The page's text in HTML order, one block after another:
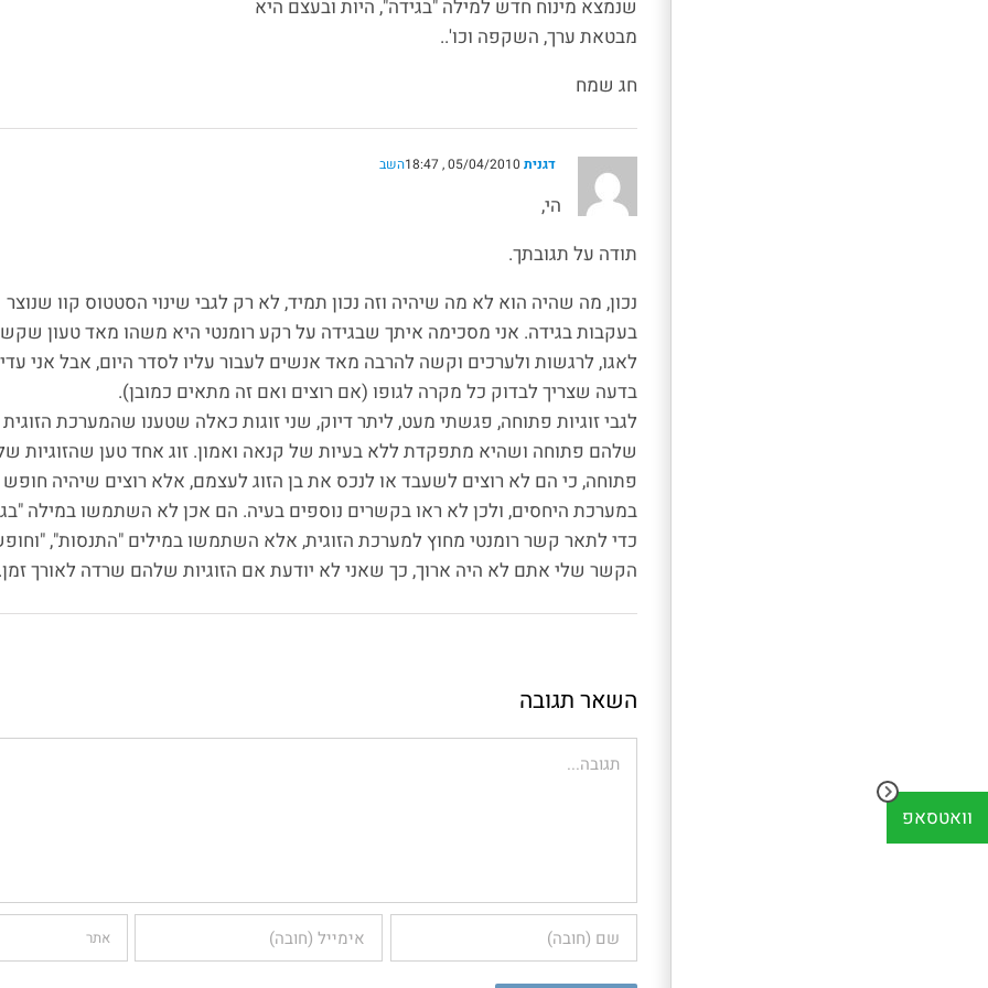
שנמצא מינוח חדש למילה "בגידה", היות ובעצם היא
מבטאת ערך, השקפה וכו'..
חג שמח
דגנית השב
הי,
תודה על תגובתך.
נכון, מה שהיה הוא לא מה שיהיה וזה נכון תמיד, לא רק לגבי שינוי הסטטוס קוו שנוצר
בעקבות בגידה. אני מסכימה איתך שבגידה על רקע רומנטי היא משהו מאד טעון
לאגו, לרגשות ולערכים וקשה להרבה מאד אנשים לעבור עליו לסדר היום, אבל אני
בדעה שצריך לבדוק כל מקרה לגופו (אם רוצים ואם זה מתאים כמובן).
לגבי זוגיות פתוחה, פגשתי מעט, ליתר דיוק, שני זוגות כאלה שטענו שהמערכת הזוגית
שלהם פתוחה ושהיא מתפקדת ללא בעיות של קנאה ואמון. זוג אחד טען שהזוגיות
פתוחה, כי הם לא רוצים לשעבד או לנכס את בן הזוג לעצמם, אלא רוצים שיהיה חופש
במערכת היחסים, ולכן לא ראו בקשרים נוספים בעיה. הם אכן לא השתמשו במילה
כדי לתאר קשר רומנטי מחוץ למערכת הזוגית, אלא השתמשו במילים "התנסות",
הקשר שלי אתם לא היה ארוך, כך שאני לא יודעת אם הזוגיות שלהם שרדה לאורך זמן.
השאר תגובה
וואטסאפ